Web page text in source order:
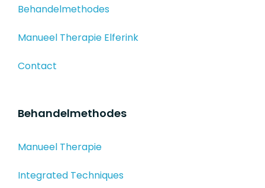
Behandelmethodes
Manueel Therapie Elferink
Contact
Behandelmethodes
Manueel Therapie
Integrated Techniques